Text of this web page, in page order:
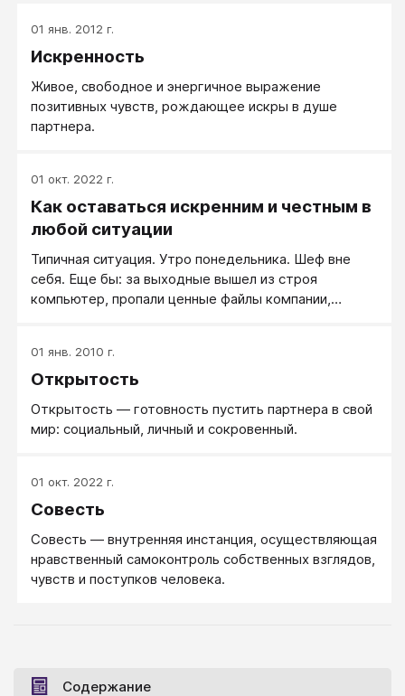
01 янв. 2012 г.
Искренность
Живое, свободное и энергичное выражение
позитивных чувств, рождающее искры в душе
партнера.
01 окт. 2022 г.
Как оставаться искренним и честным в
любой ситуации
Типичная ситуация. Утро понедельника. Шеф вне
себя. Еще бы: за выходные вышел из строя
компьютер, пропали ценные файлы компании,
создание этих документов! А ведь еще гости
ожидаются из-за границы!
01 янв. 2010 г.
Открытость
Открытость — готовность пустить партнера в свой
мир: социальный, личный и сокровенный.
01 окт. 2022 г.
Совесть
Совесть — внутренняя инстанция, осуществляющая
нравственный самоконтроль собственных взглядов,
чувств и поступков человека.
Содержание